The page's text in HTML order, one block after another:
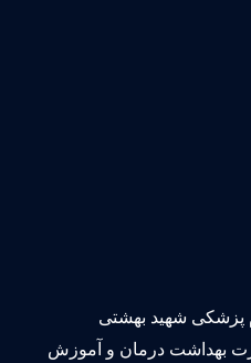
شهید بهشتی
درمان و آموزش